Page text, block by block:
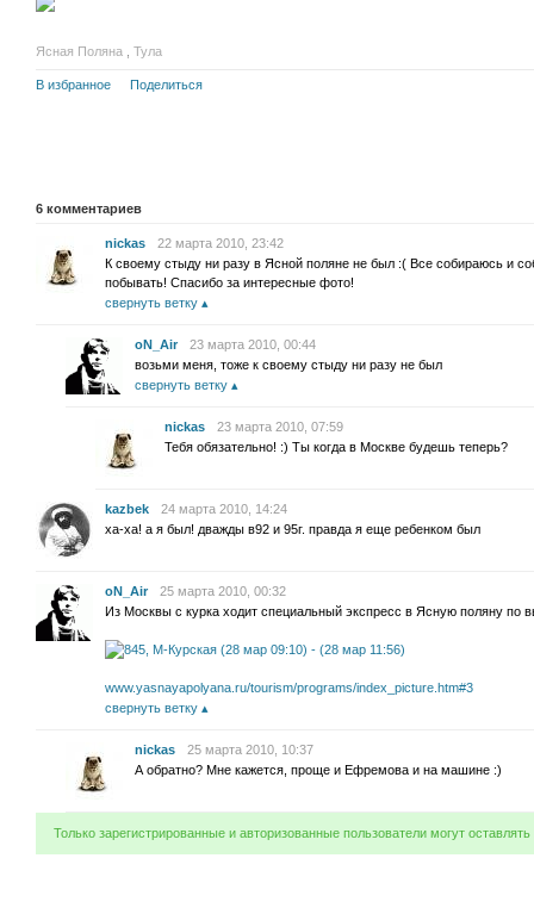
Ясная Поляна Тула
В избранное Поделиться
6 комментариев
nickas
22 марта 2010, 23:42
К своему стыду ни разу в Ясной поляне не был :( Все собираюсь и
побывать! Спасибо за интересные фото!
свернуть ветку
oN_Air
23 марта 2010, 00:44
возьми меня, тоже к своему стыду ни разу не был
свернуть ветку
nickas
23 марта 2010, 07:59
Тебя обязательно! :) Ты когда в Москве будешь теперь?
kazbek
24 марта 2010, 14:24
ха-ха! а я был! дважды в92 и 95г. правда я еще ребенком был
oN_Air
25 марта 2010, 00:32
Из Москвы с курка ходит специальный экспресс в Ясную поляну по
www.yasnayapolyana.ru/tourism/programs/index_picture.htm#3
свернуть ветку
nickas
25 марта 2010, 10:37
А обратно? Мне кажется, проще и Ефремова и на машине :)
Только зарегистрированные и авторизованные пользователи могут